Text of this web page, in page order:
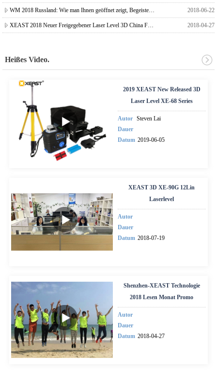
WM 2018 Russland: Wie man Ihnen geöffnet zeigt, Begeisterung und Schönheit. 2018-06-22
XEAST 2018 Neuer Freigegebener Laser Level 3D China Führender Laser Level Lieferant 2018-04-27
Heißes Video.
2019 XEAST New Released 3D
Laser Level XE-68 Series
Autor Steven Lai
Dauer
Datum 2019-06-05
XEAST 3D XE-90G 12Lin
Laserlevel
Autor
Dauer
Datum 2018-07-19
Shenzhen-XEAST Technologie
2018 Lesen Monat Promo
Autor
Dauer
Datum 2018-04-27